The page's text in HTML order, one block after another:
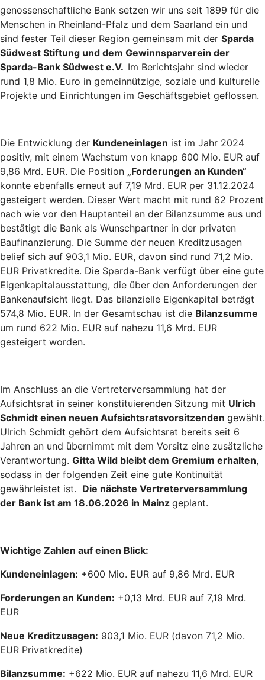
genossenschaftliche Bank setzen wir uns seit 1899 für die
Menschen in Rheinland-Pfalz und dem Saarland ein und
sind fester Teil dieser Region gemeinsam mit der Sparda
Südwest Stiftung und dem Gewinnsparverein der
Sparda-Bank Südwest e.V. Im Berichtsjahr sind wieder
rund 1,8 Mio. Euro in gemeinnützige, soziale und kulturelle
Projekte und Einrichtungen im Geschäftsgebiet geflossen.
Die Entwicklung der Kundeneinlagen ist im Jahr 2024
positiv, mit einem Wachstum von knapp 600 Mio. EUR auf
9,86 Mrd. EUR. Die Position „Forderungen an Kunden“
konnte ebenfalls erneut auf 7,19 Mrd. EUR per 31.12.2024
gesteigert werden. Dieser Wert macht mit rund 62 Prozent
nach wie vor den Hauptanteil an der Bilanzsumme aus und
bestätigt die Bank als Wunschpartner in der privaten
Baufinanzierung. Die Summe der neuen Kreditzusagen
belief sich auf 903,1 Mio. EUR, davon sind rund 71,2 Mio.
EUR Privatkredite. Die Sparda-Bank verfügt über eine gute
Eigenkapitalausstattung, die über den Anforderungen der
Bankenaufsicht liegt. Das bilanzielle Eigenkapital beträgt
574,8 Mio. EUR. In der Gesamtschau ist die Bilanzsumme
um rund 622 Mio. EUR auf nahezu 11,6 Mrd. EUR
gesteigert worden.
Im Anschluss an die Vertreterversammlung hat der
Aufsichtsrat in seiner konstituierenden Sitzung mit Ulrich
Schmidt einen neuen Aufsichtsratsvorsitzenden gewählt.
Ulrich Schmidt gehört dem Aufsichtsrat bereits seit 6
Jahren an und übernimmt mit dem Vorsitz eine zusätzliche
Verantwortung. Gitta Wild bleibt dem Gremium erhalten,
sodass in der folgenden Zeit eine gute Kontinuität
gewährleistet ist. Die nächste Vertreterversammlung
der Bank ist am 18.06.2026 in Mainz geplant.
Wichtige Zahlen auf einen Blick:
Kundeneinlagen: +600 Mio. EUR auf 9,86 Mrd. EUR
Forderungen an Kunden: +0,13 Mrd. EUR auf 7,19 Mrd.
EUR
Neue Kreditzusagen: 903,1 Mio. EUR (davon 71,2 Mio.
EUR Privatkredite)
Bilanzsumme: +622 Mio. EUR auf nahezu 11,6 Mrd. EUR